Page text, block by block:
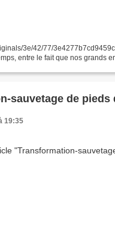
3e/42/77/
entre le fait que nos grands
sauvetage de pieds
19:35